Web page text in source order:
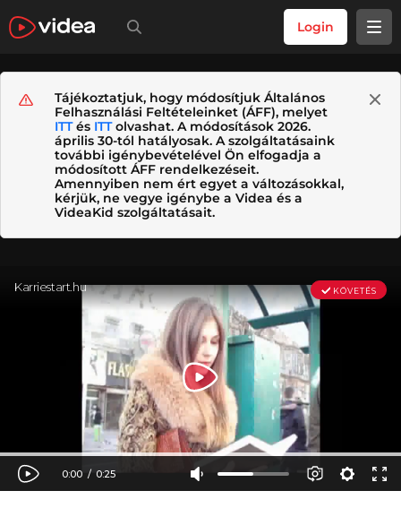
Login
Tájékoztatjuk, hogy módosítjuk Általános
Felhasználási Feltételeinket (ÁFF), melyet
ITTés ITTolvashat. A módosítások 2026.
április 30-tól hatályosak. A szolgáltatásaink
további igénybevételével Ön elfogadja a
módosított ÁFF rendelkezéseit.
Amennyiben nem ért egyet a változásokkal,
kérjük, ne vegye igénybe a Videa és a
VideaKid szolgáltatásait.